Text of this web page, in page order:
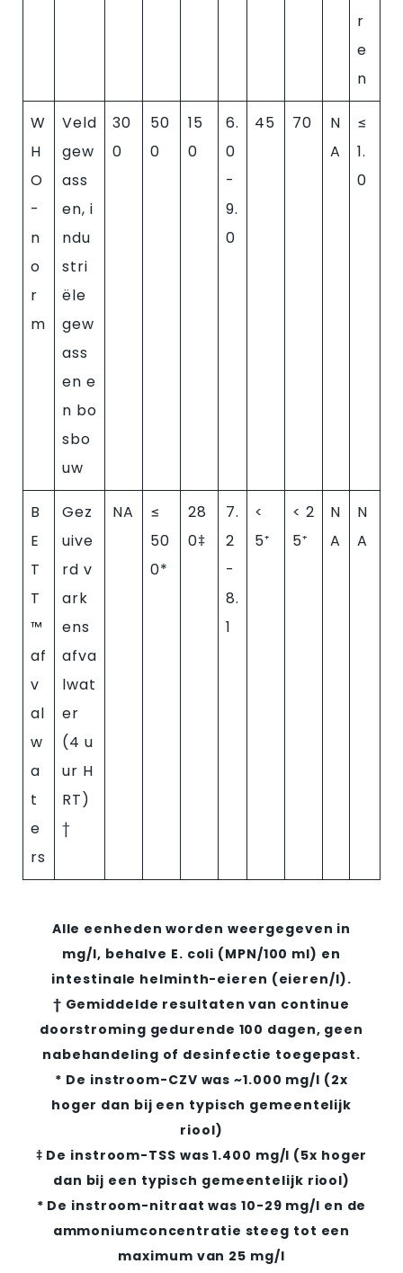
r
e
n
W
H
O
-
n
o
r
m
Veld
gew
ass
en, i
ndu
stri
ële
gew
ass
en e
n bo
sbo
uw
30
0
50
0
15
0
6.
0
-
9.
0
45 70
N
A
≤
1.
0
B
E
T
T
™
af
v
al
w
a
t
e
rs
Gez
uive
rd v
ark
ens
afva
lwat
er
(4 u
ur H
RT)
†
NA
≤
50
0*
28
0‡
7.
2
-
8.
1
<
5⁺
< 2
5⁺
N
A
N
A
Alle eenheden worden weergegeven in
mg/l, behalve E. coli (MPN/100 ml) en
intestinale helminth-eieren (eieren/l).
† Gemiddelde resultaten van continue
doorstroming gedurende 100 dagen, geen
nabehandeling of desinfectie toegepast.
* De instroom-CZV was ~1.000 mg/l (2x
hoger dan bij een typisch gemeentelijk
riool)
‡ De instroom-TSS was 1.400 mg/l (5x hoger
dan bij een typisch gemeentelijk riool)
* De instroom-nitraat was 10-29 mg/l en de
ammoniumconcentratie steeg tot een
maximum van 25 mg/l